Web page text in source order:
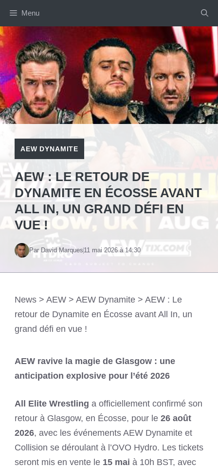
contenu
Menu
AEW DYNAMITE
AEW : LE RETOUR DE
DYNAMITE EN ÉCOSSE AVANT
ALL IN, UN GRAND DÉFI EN
VUE !
Par David Marques 11 mai 2026 à 14:30
News > AEW > AEW Dynamite > AEW : Le
retour de Dynamite en Écosse avant All In, un
grand défi en vue !
AEW ravive la magie de Glasgow : une
anticipation explosive pour l’été 2026
All Elite Wrestling a officiellement confirmé son
retour à Glasgow, en Écosse, pour le 26 août
2026, avec les événements AEW Dynamite et
Collision se déroulant à l’OVO Hydro. Les tickets
seront mis en vente le 15 mai à 10h BST, avec